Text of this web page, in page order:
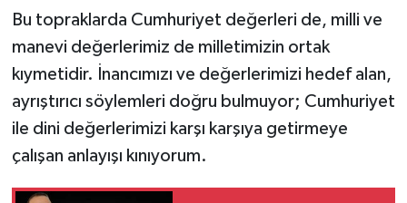
Bu topraklarda Cumhuriyet değerleri de, milli ve
manevi değerlerimiz de milletimizin ortak
kıymetidir. İnancımızı ve değerlerimizi hedef alan,
ayrıştırıcı söylemleri doğru bulmuyor; Cumhuriyet
ile dini değerlerimizi karşı karşıya getirmeye
çalışan anlayışı kınıyorum.